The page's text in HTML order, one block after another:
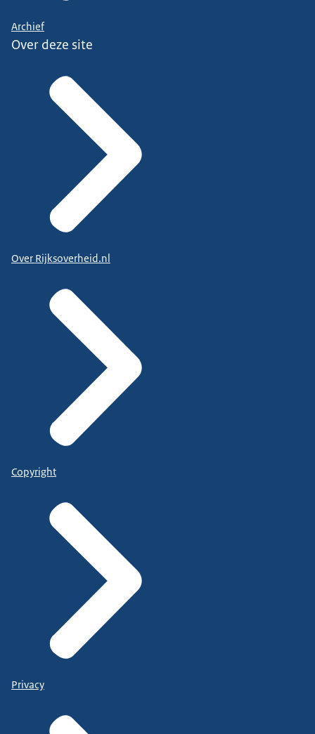
Archief
Over deze site
Over Rijksoverheid.nl
Copyright
Privacy